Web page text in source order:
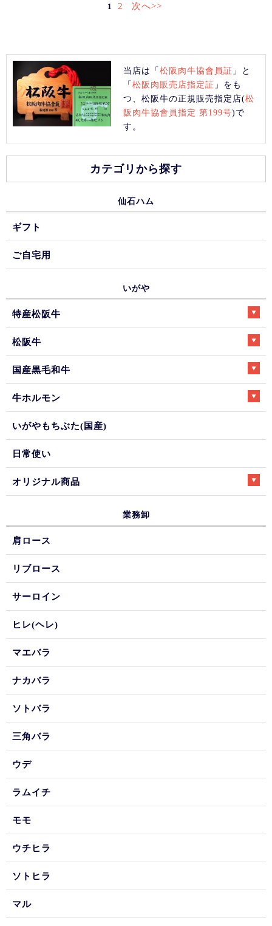
1 2 次へ>>
当店は「松阪肉牛協會員証 」と
「松阪肉販売店指定証 」をも
つ、松阪牛の正規販売指定店(松
阪肉牛協會員指定 第199号)で
す。
カテゴリから探す
仙石ハム
ギフト
ご自宅用
いがや
特産松阪牛
松阪牛
国産黒毛和牛
牛ホルモン
いがやもちぶた(国産)
日常使い
オリジナル商品
業務卸
肩ロース
リブロース
サーロイン
ヒレ(ヘレ)
マエバラ
ナカバラ
ソトバラ
三角バラ
ウデ
ラムイチ
モモ
ウチヒラ
ソトヒラ
マル